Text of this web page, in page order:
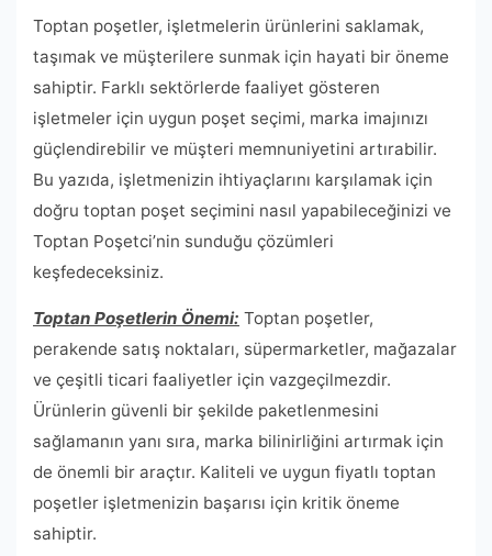
Toptan poşetler, işletmelerin ürünlerini saklamak,
taşımak ve müşterilere sunmak için hayati bir öneme
sahiptir. Farklı sektörlerde faaliyet gösteren
işletmeler için uygun poşet seçimi, marka imajınızı
güçlendirebilir ve müşteri memnuniyetini artırabilir.
Bu yazıda, işletmenizin ihtiyaçlarını karşılamak için
doğru toptan poşet seçimini nasıl yapabileceğinizi ve
Toptan Poşetci’nin sunduğu çözümleri
keşfedeceksiniz.
Toptan Poşetlerin Önemi: Toptan poşetler,
perakende satış noktaları, süpermarketler, mağazalar
ve çeşitli ticari faaliyetler için vazgeçilmezdir.
Ürünlerin güvenli bir şekilde paketlenmesini
sağlamanın yanı sıra, marka bilinirliğini artırmak için
de önemli bir araçtır. Kaliteli ve uygun fiyatlı toptan
poşetler işletmenizin başarısı için kritik öneme
sahiptir.